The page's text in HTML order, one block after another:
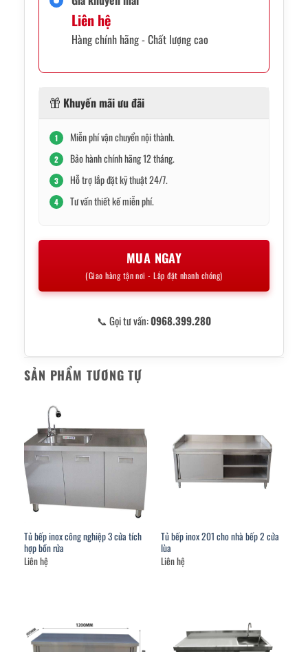
Liên hệ
Hàng chính hãng - Chất lượng cao
Khuyến mãi ưu đãi
1 Miễn phí vận chuyển nội thành.
2 Bảo hành chính hãng 12 tháng.
3 Hỗ trợ lắp đặt kỹ thuật 24/7.
4 Tư vấn thiết kế miễn phí.
MUA NGAY
(Giao hàng tận nơi - Lắp đặt nhanh chóng)
📞 Gọi tư vấn:0968.399.280
SẢN PHẨM TƯƠNG TỰ
Tủ bếp inox công nghiệp 3 cửa tích
hợp bồn rửa
Liên hệ
Tủ bếp inox 201 cho nhà bếp 2 cửa
lùa
Liên hệ